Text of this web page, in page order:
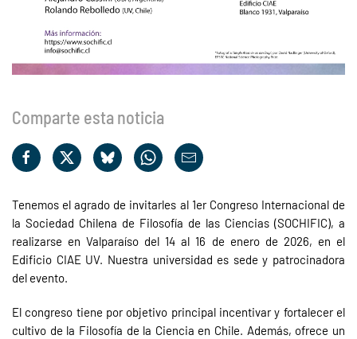
Comparte esta noticia
Tenemos el agrado de invitarles al 1er Congreso Internacional de
la Sociedad Chilena de Filosofía de las Ciencias (SOCHIFIC), a
realizarse en Valparaíso del 14 al 16 de enero de 2026, en el
Edificio CIAE UV. Nuestra universidad es sede y patrocinadora
del evento.
El congreso tiene por objetivo principal incentivar y fortalecer el
cultivo de la Filosofía de la Ciencia en Chile. Además, ofrece un